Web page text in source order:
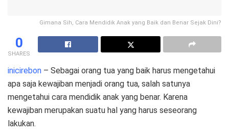
Gimana Sih, Cara Mendidik Anak yang Baik dan Benar Sejak Dini?
0
SHARES
inicirebon – Sebagai orang tua yang baik harus mengetahui
apa saja kewajiban menjadi orang tua, salah satunya
mengetahui cara mendidik anak yang benar. Karena
kewajiban merupakan suatu hal yang harus seseorang
lakukan.